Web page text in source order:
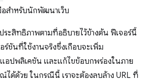
อสำหรับนักพัฒนาเว็บ
ระสิทธิภาพตามที่อธิบายไว้ข้างต้น ฟีเจอร์นี้
ร์ชันที่ใช้งานจริงซึ่งเกือบจะเพิ่ม
อปพลิเคชัน และแก้ไขข้อบกพร่องในภาย
ด้ด้วย ในกรณีนี้ เราจะต้องลบล้าง URL ที่